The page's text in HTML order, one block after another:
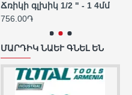
Ճռիկի գլխիկ 1/2 " - 1 4մմ
756.00֏
ՄԱՐԴԻԿ ՆԱԵՒ ԳՆԵԼ ԵՆ